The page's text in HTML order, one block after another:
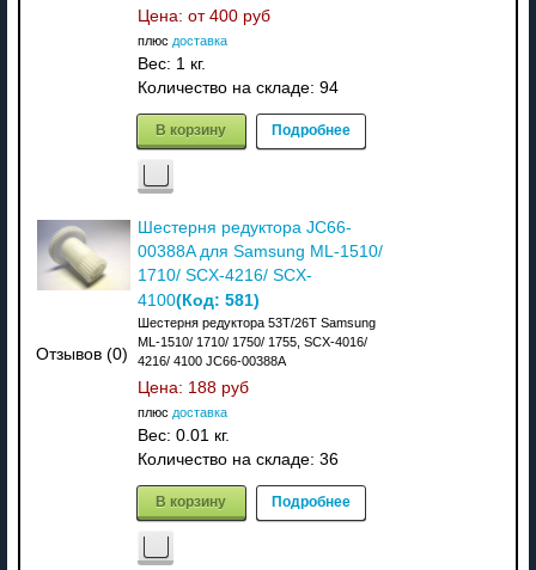
Цена: от 400 руб
плюс доставка
Вес: 1 кг.
Количество на складе: 94
В корзину Подробнее
Отзывов (0)
Шестерня редуктора JC66-
00388A для Samsung ML-1510/
1710/ SCX-4216/ SCX-
4100(Код: 581)
Шестерня редуктора 53T/26T Samsung
ML-1510/ 1710/ 1750/ 1755, SCX-4016/
4216/ 4100 JC66-00388A
Цена: 188 руб
плюс доставка
Вес: 0.01 кг.
Количество на складе: 36
В корзину Подробнее